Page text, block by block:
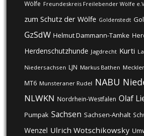
Wölfe Freundeskreis Freilebender Wölfe
zum Schutz der Wölfe Goldenstedt
GzSdW Helmut Dammann-Tamke
Herdenschutzhunde Jagdrecht Kurti
Niedersachsen LJN Markus Bathen
MT6 Munsteraner Rudel NABU
NLWKN Nordrhein-Westfalen Olaf
Pumpak Sachsen Sachsen-Anhalt
Wenzel Ulrich Wotschikowsky